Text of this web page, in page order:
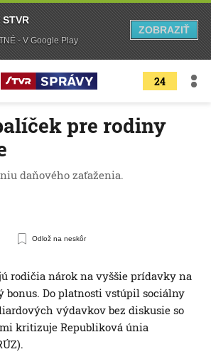
24
pre rodiny
daňového zaťaženia.
Odlož na neskôr
rodičia nárok na vyššie prídavky na
bonus. Do platnosti vstúpil sociálny
výdavkov bez diskusie so
kritizuje Republiková únia
- V Google Play
ZOBRAZIŤ